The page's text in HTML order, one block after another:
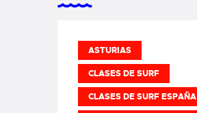
ASTURIAS
CLASES DE SURF
CLASES DE SURF ESPAÑA